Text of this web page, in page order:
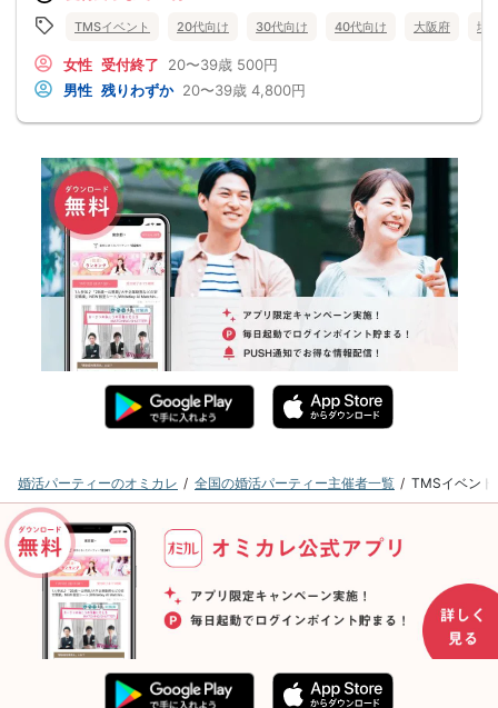
TMSイベント 20代向け 30代向け 40代向け 大阪府 堺
女性 受付終了 20〜39歳 500円
男性 残りわずか 20〜39歳 4,800円
婚活パーティーのオミカレ 全国の婚活パーティー主催者一覧 TMSイベント